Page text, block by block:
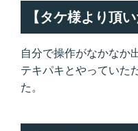
【タケ様より頂
自分で操作がなかなか
テキパキとやっていた
た。